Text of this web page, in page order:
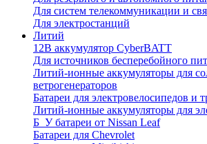
Для систем телекоммуникации и
Для электростанций
Литий
12В аккумулятор CyberBATT
Для источников бесперебойного
Литий-ионные аккумуляторы для
ветрогенераторов
Батареи для электровелосипедов и
Литий-ионные аккумуляторы для
Б_У батареи от Nissan Leaf
Батареи для Chevrolet